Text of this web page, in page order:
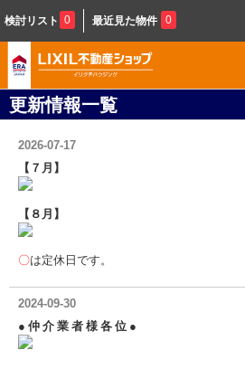
検討リスト 0 最近見た物件 0
更新情報一覧
2026-07-17
【７月】
【８月】
〇は定休日です。
2024-09-30
● 仲 介 業 者 様 各 位 ●